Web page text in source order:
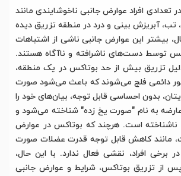
تعدادی افراد عوارض جانبی ناخوشایندی مانند
آبریزش بینی و درد در منطقه تزریق دیده
بیشتر این عوارض جانبی ناشی از اشتباهات
توسط دست‌های ناشرافته و ناآگاه هستند.
تزریق بیش از حد بوتاکس در یک منطقه،
دائمی فلج می‌شوند که باعث می‌شود صورت
بدون احساسی قابل توجه، بیان‌های خود را
به نام "صورت یخ زده" شناخته می‌شود و
ناشناخته است. هرچند که بوتاکس در عوارض
مانند کاهش قابل توجه قدرت عضلات صورت
برخی افراد، نقشی فعال ندارد. با این حال،
از تزریق بوتاکس، شرایط و عوارض جانبی